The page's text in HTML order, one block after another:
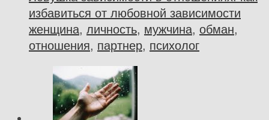
избавиться от любовной зависимости
женщина, личность, мужчина, обман,
отношения, партнер, психолог